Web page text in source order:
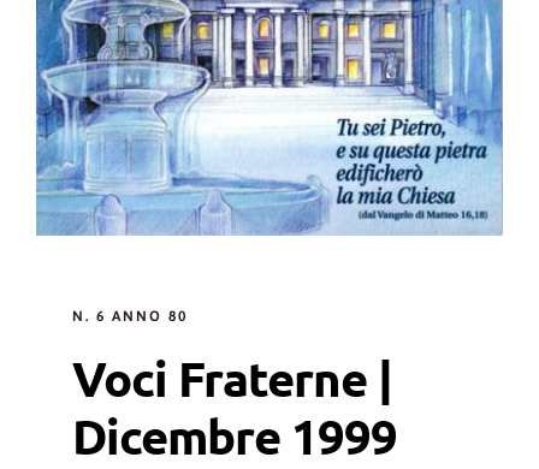
N. 6 ANNO 80
Voci Fraterne |
Dicembre 1999